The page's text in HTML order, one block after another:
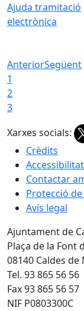
Ajuda tramitació
electrònica
AnteriorSegüent
1
2
3
Xarxes socials:
Crèdits
Accessibilitat
Contactar
Protecció
Avís legal
Ajuntament de
Plaça de la Font
08140 Caldes
Tel. 93 865 56 56
Fax 93 865 56 57
NIF P0803300C